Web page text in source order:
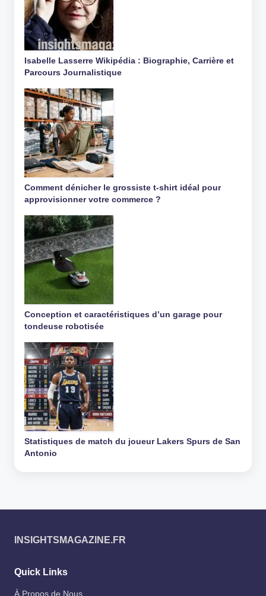
Isabelle Lasserre Wikipédia : Biographie, Carrière et
Parcours Journalistique
Comment dénicher le grossiste t-shirt idéal pour
approvisionner votre commerce ?
Conception et caractéristiques d’un garage pour
tondeuse robotisée
Statistiques de match du joueur Lakers Spurs de San
Antonio
INSIGHTSMAGAZINE.FR
Quick Links
À Propos de Nous